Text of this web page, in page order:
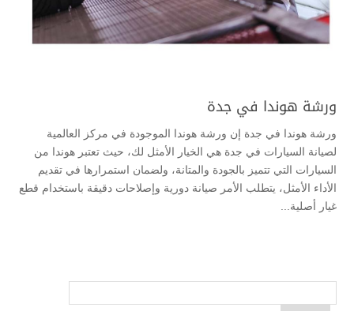
ورشة هوندا في جدة
ورشة هوندا في جدة إن ورشة هوندا الموجودة في مركز العالمية
لصيانة السيارات في جدة هي الخيار الأمثل لك، حيث تعتبر هوندا من
السيارات التي تتميز بالجودة والمتانة، ولضمان استمرارها في تقديم
الأداء الأمثل، يتطلب الأمر صيانة دورية وإصلاحات دقيقة باستخدام قطع
غيار أصلية...